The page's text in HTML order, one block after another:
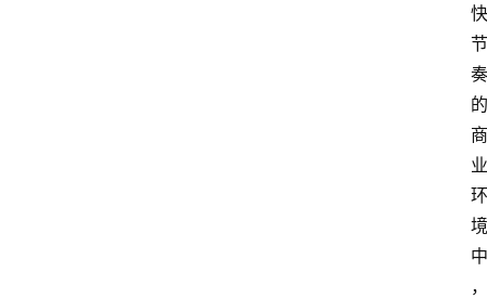
快
节
奏
的
商
业
环
境
中
，